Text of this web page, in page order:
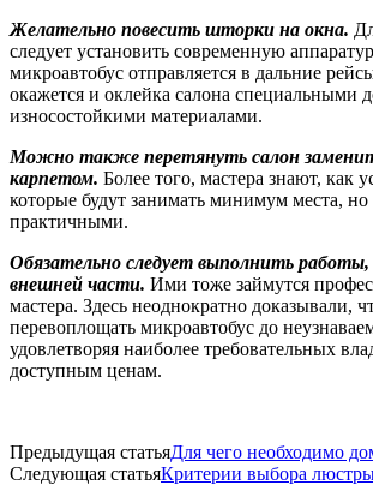
Желательно повесить шторки на окна.
следует установить современную
микроавтобус отправляется в дальние
окажется и оклейка салона специальными
износостойкими материалами.
Можно также перетянуть салон
карпетом. Более того, мастера знают, как
которые будут занимать минимум места, но
практичными.
Обязательно следует выполнить
внешней части. Ими тоже займутся
мастера. Здесь неоднократно доказывали,
перевоплощать микроавтобус до
удовлетворяя наиболее требовательных
доступным ценам.
Предыдущая статьяДля чего необходимо
Следующая статьяКритерии выбора